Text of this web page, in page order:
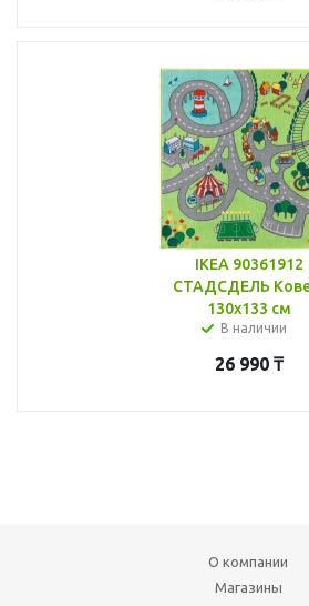
IKEA 90361912
СТАДСДЕЛЬ
130x133 см
В наличии
26 990₸
О компании
Магазины